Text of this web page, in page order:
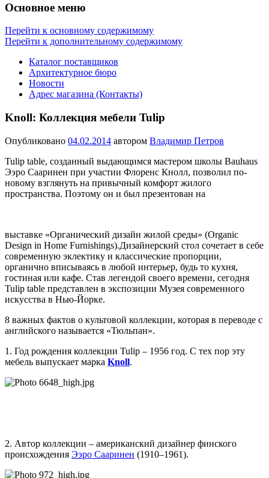
Основное меню
Перейти к основному содержимому
Перейти к дополнительному содержимому
Каталог поставщиков
Архитектурное бюро
Новости
Адрес магазина (Контакты)
Knoll: Коллекция мебели Tulip
Опубликовано 04.02.2014 автором Владимир Петров
Tulip table, созданный выдающимся мастером школы Bauhaus
Ээро Сааринен при участии Флоренс Кнолл, позволил по-
новому взглянуть на привычный комфорт жилого
пространства. Поэтому он и был презентован на
выставке «Органический дизайн жилой среды» (Organic
Design in Home Furnishings).Дизайнерский стол сочетает в себе
современную эклектику и классические пропорции,
органично вписываясь в любой интерьер, будь то кухня,
гостиная или кафе. Став легендой своего времени, сегодня
Tulip table представлен в экспозиции Музея современного
искусства в Нью-Йорке.
8 важных фактов о культовой коллекции, которая в переводе с
английского называется «Тюльпан».
1. Год рождения коллекции Tulip – 1956 год. С тех пор эту
мебель выпускает марка Knoll.
2. Автор коллекции – американский дизайнер финского
происхождения Ээро Сааринен (1910–1961).